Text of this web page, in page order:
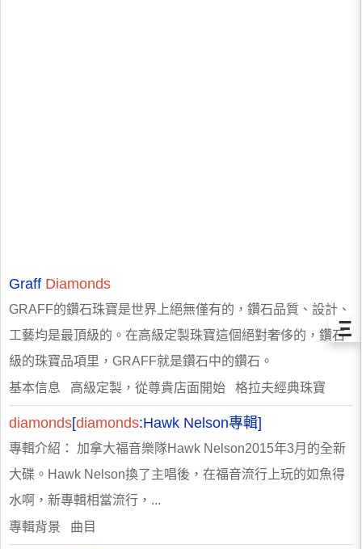
Graff Diamonds
GRAFF的鑽石珠寶是世界上絕無僅有的，鑽石品質、設計、
工藝均是最頂級的。在高級定製珠寶這個絕對奢侈的，鑽石
級的珠寶品項里，GRAFF就是鑽石中的鑽石。
基本信息 高級定製，從尊貴店面開始 格拉夫經典珠寶
diamonds[diamonds:Hawk Nelson專輯]
專輯介紹： 加拿大福音樂隊Hawk Nelson2015年3月的全新
大碟。Hawk Nelson換了主唱後，在福音流行上玩的如魚得
水啊，新專輯相當流行，...
專輯背景 曲目
Ξ